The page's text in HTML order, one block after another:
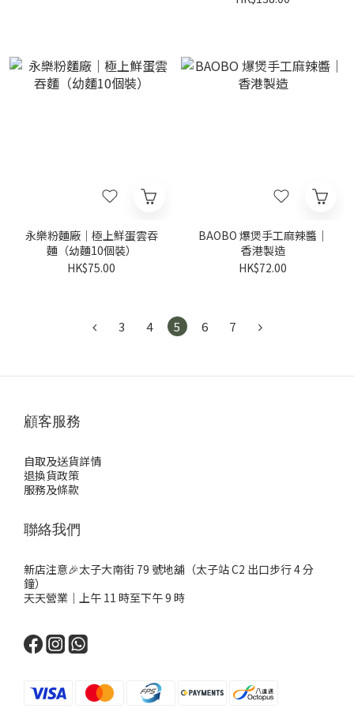
永樂粉麵廠｜極上鮮蛋雲吞
麵（幼麵10個裝）
HK$75.00
BAOBO 爆煲手工麻辣醬｜
香港製造
HK$72.00
3 4 5 6 7
顧客服務
自取及送貨詳情
退換貨政策
服務及條款
聯絡我們
新店注意🎉太子大南街 79 號地舖（太子站 C2 出口步行 4 分
鐘）
天天營業｜上午 11 時至下午 9 時